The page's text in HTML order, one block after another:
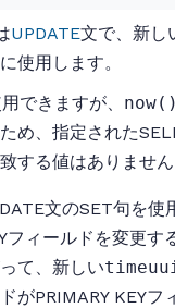
UPDATE文で、新し
使用します。
できますが、 now()
め、指定された
する値はありません
文のSET句を使
フィールドを変更す
て、新しい
がPRIMARY KEYフ